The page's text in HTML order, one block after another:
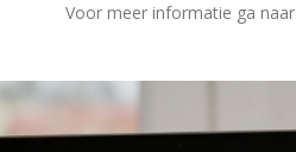
Voor meer informatie ga naar